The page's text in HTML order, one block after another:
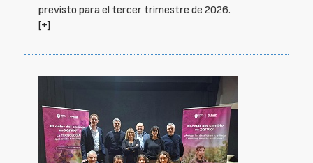
previsto para el tercer trimestre de 2026.
[+]